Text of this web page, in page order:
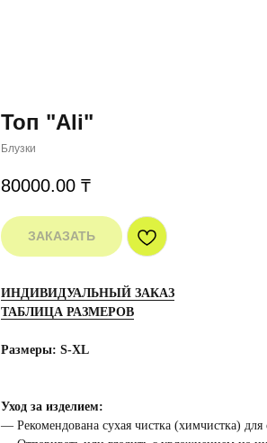
Топ "Ali"
Блузки
80000.00 ₸
ЗАКАЗАТЬ
ИНДИВИДУАЛЬНЫЙ ЗАКАЗ
ТАБЛИЦА РАЗМЕРОВ
Размеры: S-XL
Уход за изделием:
— Рекомендована сухая чистка (химчистка)